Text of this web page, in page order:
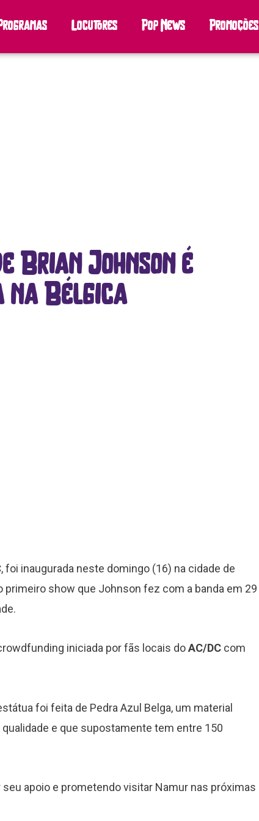
Locutores Pop News Promoções
Brian Johnson é
na Bélgica
, foi inaugurada neste domingo (16) na cidade de
primeiro show que Johnson fez com a banda em 29
iniciada por fãs locais doAC/DC com
foi feita de Pedra Azul Belga, um material
e que supostamente tem entre 150
apoio e prometendo visitar Namur nas próximas